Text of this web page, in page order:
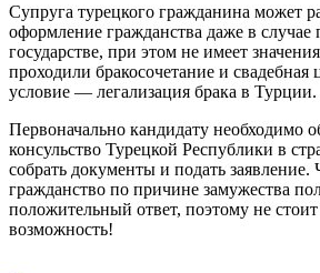
Супруга турецкого гражданина может
оформление гражданства даже в
государстве, при этом не имеет
проходили бракосочетание и свадебная
условие — легализация брака в Турции.
Первоначально кандидату необходимо
консульство Турецкой Республики в
собрать документы и подать заявление.
гражданство по причине замужества
положительный ответ, поэтому не
возможность!